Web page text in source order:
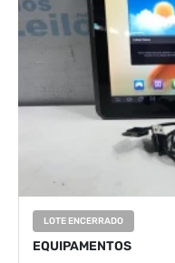
LOTE ENCERRADO
EQUIPAMENTOS